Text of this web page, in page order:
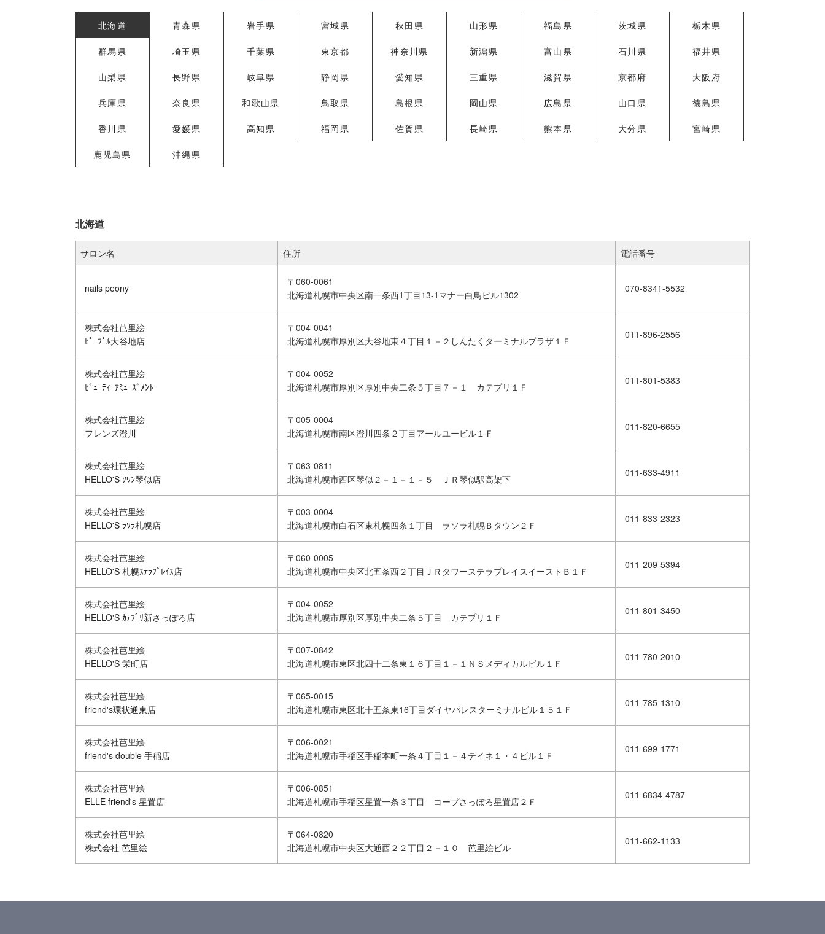
北海道 青森県 岩手県 宮城県 秋田県 山形県 福島県 茨城県 栃木県
群馬県 埼玉県 千葉県 東京都 神奈川県 新潟県 富山県 石川県 福井県
山梨県 長野県 岐阜県 静岡県 愛知県 三重県 滋賀県 京都府 大阪府
兵庫県 奈良県 和歌山県 鳥取県 島根県 岡山県 広島県 山口県 徳島県
香川県 愛媛県 高知県 福岡県 佐賀県 長崎県 熊本県 大分県 宮崎県
鹿児島県 沖縄県
北海道
サロン名 住所 電話番号
nails peony
〒060-0061
北海道札幌市中央区南一条西1丁目13-1マナー白鳥ビル1302
070-8341-5532
株式会社芭里絵
ﾋﾟｰﾌﾟﾙ大谷地店
〒004-0041
北海道札幌市厚別区大谷地東４丁目１－２しんたくターミナルプラザ１Ｆ
011-896-2556
株式会社芭里絵
ﾋﾞｭｰﾃｨｰｱﾐｭｰｽﾞﾒﾝﾄ
〒004-0052
北海道札幌市厚別区厚別中央二条５丁目７－１ カテプリ１Ｆ
011-801-5383
株式会社芭里絵
フレンズ澄川
〒005-0004
北海道札幌市南区澄川四条２丁目アールユービル１Ｆ
011-820-6655
株式会社芭里絵
HELLO'S ｿﾜﾝ琴似店
〒063-0811
北海道札幌市西区琴似２－１－１－５ ＪＲ琴似駅高架下
011-633-4911
株式会社芭里絵
HELLO'S ﾗｿﾗ札幌店
〒003-0004
北海道札幌市白石区東札幌四条１丁目 ラソラ札幌Ｂタウン２Ｆ
011-833-2323
株式会社芭里絵
HELLO'S 札幌ｽﾃﾗﾌﾟﾚｲｽ店
〒060-0005
北海道札幌市中央区北五条西２丁目ＪＲタワーステラプレイスイーストＢ１Ｆ
011-209-5394
株式会社芭里絵
HELLO'S ｶﾃﾌﾟﾘ新さっぽろ店
〒004-0052
北海道札幌市厚別区厚別中央二条５丁目 カテプリ１Ｆ
011-801-3450
株式会社芭里絵
HELLO'S 栄町店
〒007-0842
北海道札幌市東区北四十二条東１６丁目１－１ＮＳメディカルビル１Ｆ
011-780-2010
株式会社芭里絵
friend's環状通東店
〒065-0015
北海道札幌市東区北十五条東16丁目ダイヤパレスターミナルビル１５１Ｆ
011-785-1310
株式会社芭里絵
friend's double 手稲店
〒006-0021
北海道札幌市手稲区手稲本町一条４丁目１－４テイネ１・４ビル１Ｆ
011-699-1771
株式会社芭里絵
ELLE friend's 星置店
〒006-0851
北海道札幌市手稲区星置一条３丁目 コープさっぽろ星置店２Ｆ
011-6834-4787
株式会社芭里絵
株式会社 芭里絵
〒064-0820
北海道札幌市中央区大通西２２丁目２－１０ 芭里絵ビル
011-662-1133